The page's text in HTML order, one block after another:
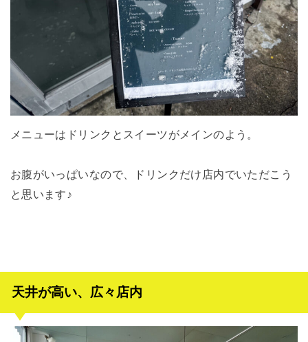
メニューはドリンクとスイーツがメインのよう。
お腹がいっぱいなので、ドリンクだけ店内でいただこう
と思います♪
天井が高い、広々店内